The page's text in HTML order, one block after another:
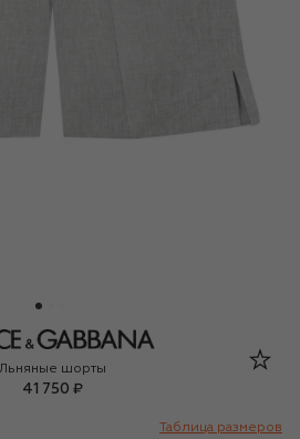
Dolce & Gabbana
Льняные шорты
41 750 ₽
Таблица размеров